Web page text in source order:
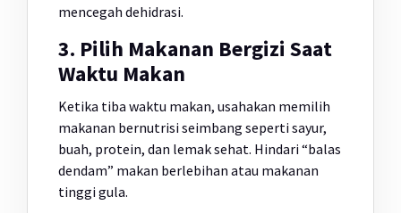
mencegah dehidrasi.
3. Pilih Makanan Bergizi Saat
Waktu Makan
Ketika tiba waktu makan, usahakan memilih
makanan bernutrisi seimbang seperti sayur,
buah, protein, dan lemak sehat. Hindari “balas
dendam” makan berlebihan atau makanan
tinggi gula.